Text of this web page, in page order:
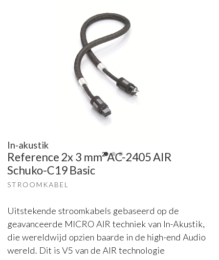
In-akustik
Reference 2x 3 mm² AC-2405 AIR
Schuko-C19 Basic
STROOMKABEL
Uitstekende stroomkabels gebaseerd op de
geavanceerde MICRO AIR techniek van In-Akustik,
die wereldwijd opzien baarde in de high-end Audio
wereld. Dit is V5 van de AIR technologie